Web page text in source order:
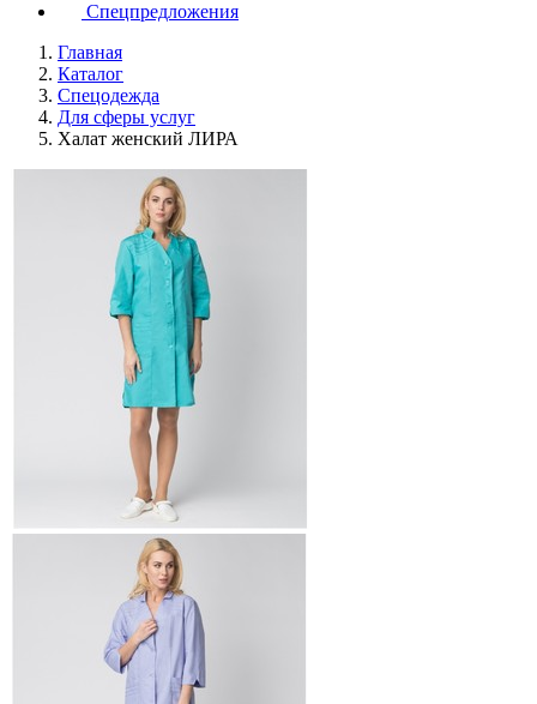
Спецпредложения
Главная
Каталог
Спецодежда
Для сферы услуг
Халат женский ЛИРА